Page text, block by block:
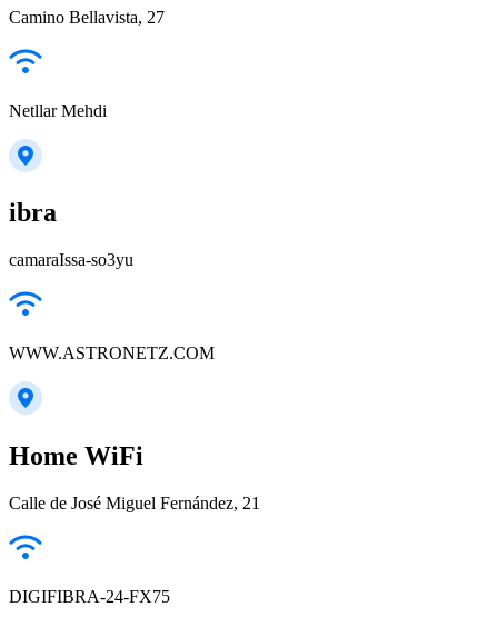
Camino Bellavista, 27
Netllar Mehdi
ibra
camaraIssa-so3yu
WWW.ASTRONETZ.COM
Home WiFi
Calle de José Miguel Fernández, 21
DIGIFIBRA-24-FX75